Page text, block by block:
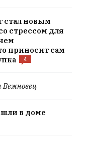
стал новым
стрессом для
приносит сам
4
Вежновец
в доме